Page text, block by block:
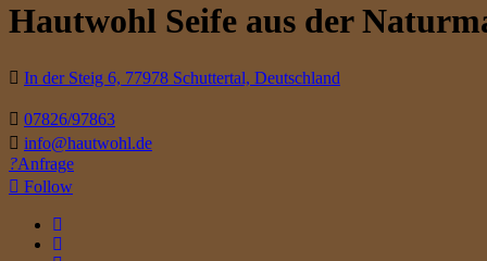
Hautwohl Seife aus der
In der Steig 6, 77978 Schuttertal, Deutschland
07826/97863
info@hautwohl.de
Anfrage
Follow